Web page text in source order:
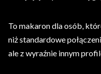
To makaron dla osób,
niż standardowe
ale z wyraźnie innym